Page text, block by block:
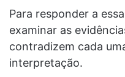
Para responder a
examinar as
contradizem cada
interpretação.